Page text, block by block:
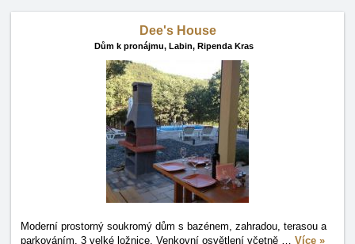
Dee's House
Dům k pronájmu, Labin, Ripenda Kras
Moderní prostorný soukromý dům s bazénem, zahradou, terasou a
parkováním. 3 velké ložnice. Venkovní osvětlení včetně … Více »